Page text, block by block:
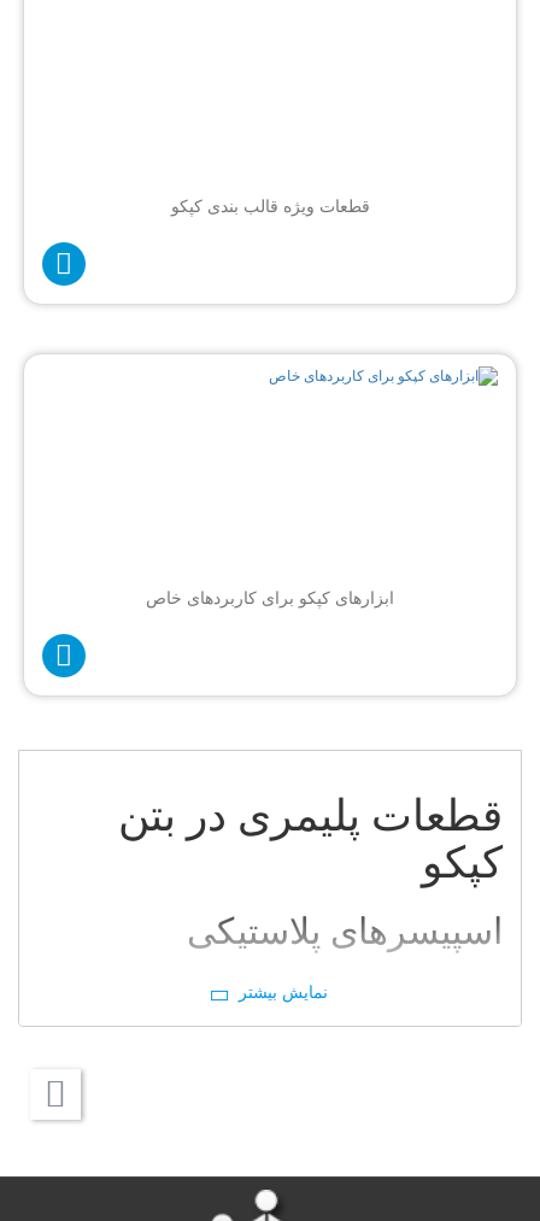
قطعات ویژه قالب بندی کپکو
ابزارهای کپکو برای کاربردهای خاص
قطعات پلیمری در بتن
کپکو
اسپیسرهای پلاستیکی
زمانی که میزان این فشار از مقاومت کششی بتن فراتر
برود، بتن دچار ترک خوردگی شده و این ترک ها ها تا سطح